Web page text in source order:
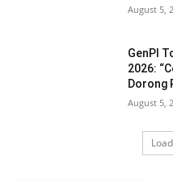
August 5,
GenPI
2026:
Dorong
August 5,